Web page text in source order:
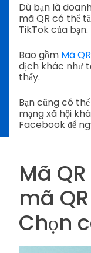
Dù bạn là
mã QR có thể
TikTok của bạn.
Bao gồm Mã
dịch khác như
thấy.
Bạn cũng có
mạng xã hội
Facebook để
Mã
mã
Chọn